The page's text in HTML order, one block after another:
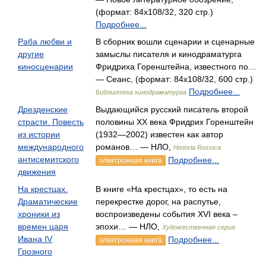
(формат: 84x108/32, 320 стр.)
Подробнее...
Раба любви и
другие
киносценарии
В сборник вошли сценарии и сценарные
замыслы писателя и кинодраматурга
Фридриха Горенштейна, известного по…
— Сеанс, (формат: 84x108/32, 600 стр.)
Библиотека кинодраматурга Подробнее...
Дрезденские
страсти. Повесть
из истории
международного
антисемитского
движения
Выдающийся русский писатель второй
половины ХХ века Фридрих Горенштейн
(1932—2002) известен как автор
романов… — НЛО,
Historia Rossica
электронная книга Подробнее...
На крестцах.
Драматические
хроники из
времен царя
Ивана IV
Грозного
В книге «На крестцах», то есть на
перекрестке дорог, на распутье,
воспроизведены события XVI века –
эпохи… — НЛО,
Художественная серия
электронная книга Подробнее...